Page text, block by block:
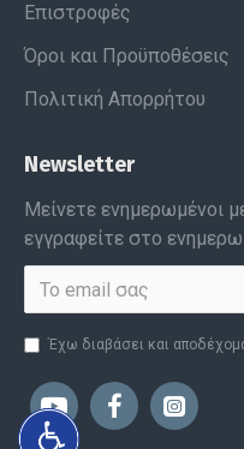
Επιστροφές
Όροι και Προϋποθέσεις
Πολιτική Απορρήτου
Newsletter
Μείνετε ενημερωμένοι
εγγραφείτε στο
Έχω διαβάσει και